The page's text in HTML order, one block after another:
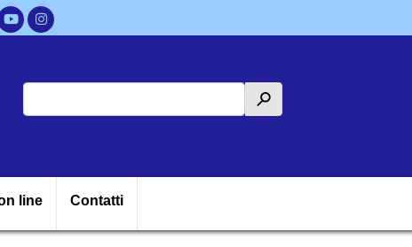
h
line Contatti